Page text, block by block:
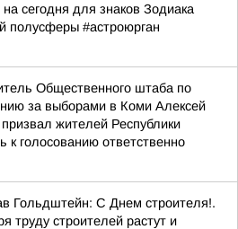
на сегодня для знаков Зодиака
полусферы #астроюрган
Общественного штаба по
за выборами в Коми Алексей
жителей Республики
к голосованию ответственно
Гольдштейн: С Днем строителя!.
труду строителей растут и